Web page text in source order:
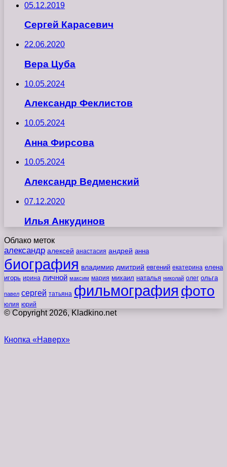
05.12.2019
Сергей Карасевич
22.06.2020
Вера Цуба
10.05.2024
Александр Феклистов
10.05.2024
Анна Фирсова
10.05.2024
Александр Ведменский
07.12.2020
Илья Анкудинов
Облако меток
александр алексей анастасия андрей анна
биография владимир дмитрий евгений екатерина елена
игорь ирина личной максим мария михаил наталья николай олег ольга
павел сергей татьяна фильмография фото
юлия юрий
© Copyright 2026, Kladkino.net
Кнопка «Наверх»